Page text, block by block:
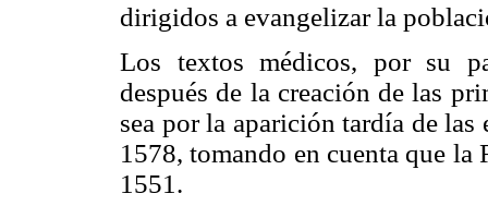
dirigidos a evangelizar la
Los textos médicos, por su
después de la creación de las
sea por la aparición tardía de
1578, tomando en cuenta que
1551.